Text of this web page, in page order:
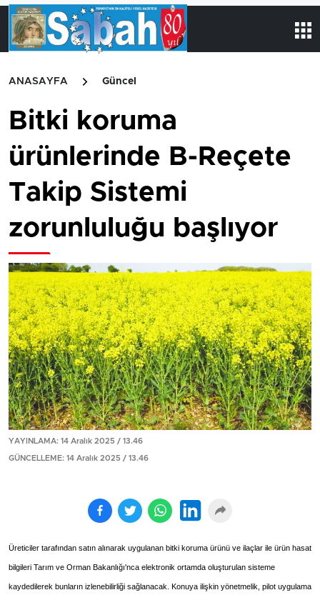
ANASAYFA Güncel
Bitki koruma
ürünlerinde B-Reçete
Takip Sistemi
zorunluluğu başlıyor
YAYINLAMA: 14 Aralık 2025 / 13.46
GÜNCELLEME: 14 Aralık 2025 / 13.46
Üreticiler tarafından satın alınarak uygulanan bitki koruma ürünü ve ilaçlar ile ürün hasat
bilgileri Tarım ve Orman Bakanlığı'nca elektronik ortamda oluşturulan sisteme
kaydedilerek bunların izlenebilirliği sağlanacak. Konuya ilişkin yönetmelik, pilot uygulama